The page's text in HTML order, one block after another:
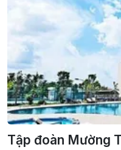
Tập đoàn Mường